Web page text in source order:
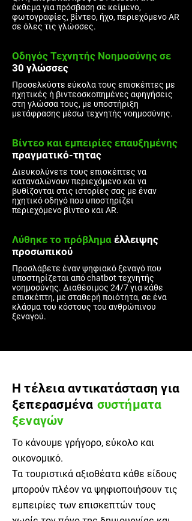
έκθεμα για πρόσβαση σε κείμενο,
φωτογραφίες, βίντεο, ήχο, περιεχόμενο AR
σε όλες τις γλώσσες.
Οδηγός Τεχνητής Νοημοσύνης σε
30 γλώσσες
Προσελκύστε εύκολα τους επισκέπτες με
ηχητικές ή βιντεοσκοπημένες αφηγήσεις
στη γλώσσα τους, με υποστήριξη
μετάφρασης μέσω τεχνητής νοημοσύνης.
Βίντεο και εμπειρίες επαυξημένης
πραγματικό-τητας
Διευκολύνετε τους επισκέπτες να
καταναλώνουν περιεχόμενο και να
βυθίζονται στις ιστορίες σας με έναν
ηχητικό οδηγό που υποστηρίζει
περιεχόμενο βίντεο και AR.
Λύθηκε το πρόβλημα έλλειψης
προσωπικού
Προσλάβετε έναν ψηφιακό ξεναγό που
υποστηρίζεται από chatbot τεχνητής
νοημοσύνης. Διαθέσιμος 24/7 για κάθε
επισκέπτη, με σταθερή ποιότητα, σε ένα
κλάσμα του κόστους του ανθρώπινου
ξεναγού.
Η τέλεια αντικατάσταση για
ξεπερασμένα συστήματα
ξεναγών
Το κάνουμε γρήγορο, εύκολο και
οικονομικό.
Τα τουριστικά αξιοθέατα κάθε είδους
μπορούν πλέον να ψηφιοποιήσουν τις
εμπειρίες των επισκεπτών τους